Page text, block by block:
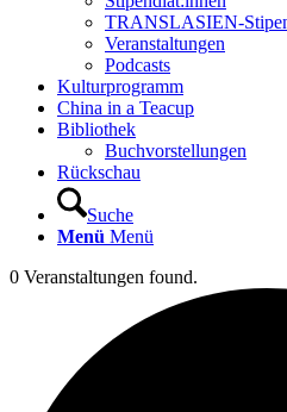
TRANSLASIEN-
Veranstaltungen
Podcasts
Kulturprogramm
China in a Teacup
Bibliothek
Buchvorstellungen
Rückschau
Suche
Menü Menü
0 Veranstaltungen found.